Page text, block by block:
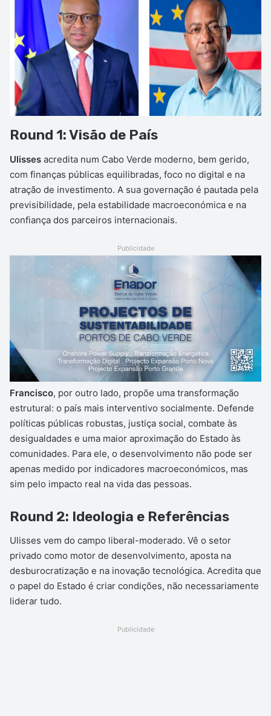
Round 1: Visão de País
Ulisses acredita num Cabo Verde moderno, bem gerido,
com finanças públicas equilibradas, foco no digital e na
atração de investimento. A sua governação é pautada pela
previsibilidade, pela estabilidade macroeconómica e na
confiança dos parceiros internacionais.
Publicidade
Francisco, por outro lado, propõe uma transformação
estrutural: o país mais interventivo socialmente. Defende
políticas públicas robustas, justiça social, combate às
desigualdades e uma maior aproximação do Estado às
comunidades. Para ele, o desenvolvimento não pode ser
apenas medido por indicadores macroeconómicos, mas
sim pelo impacto real na vida das pessoas.
Round 2: Ideologia e Referências
Ulisses vem do campo liberal-moderado. Vê o setor
privado como motor de desenvolvimento, aposta na
desburocratização e na inovação tecnológica. Acredita que
o papel do Estado é criar condições, não necessariamente
liderar tudo.
Publicidade